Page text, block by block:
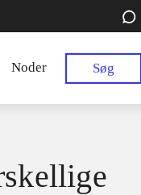
Noder Søg